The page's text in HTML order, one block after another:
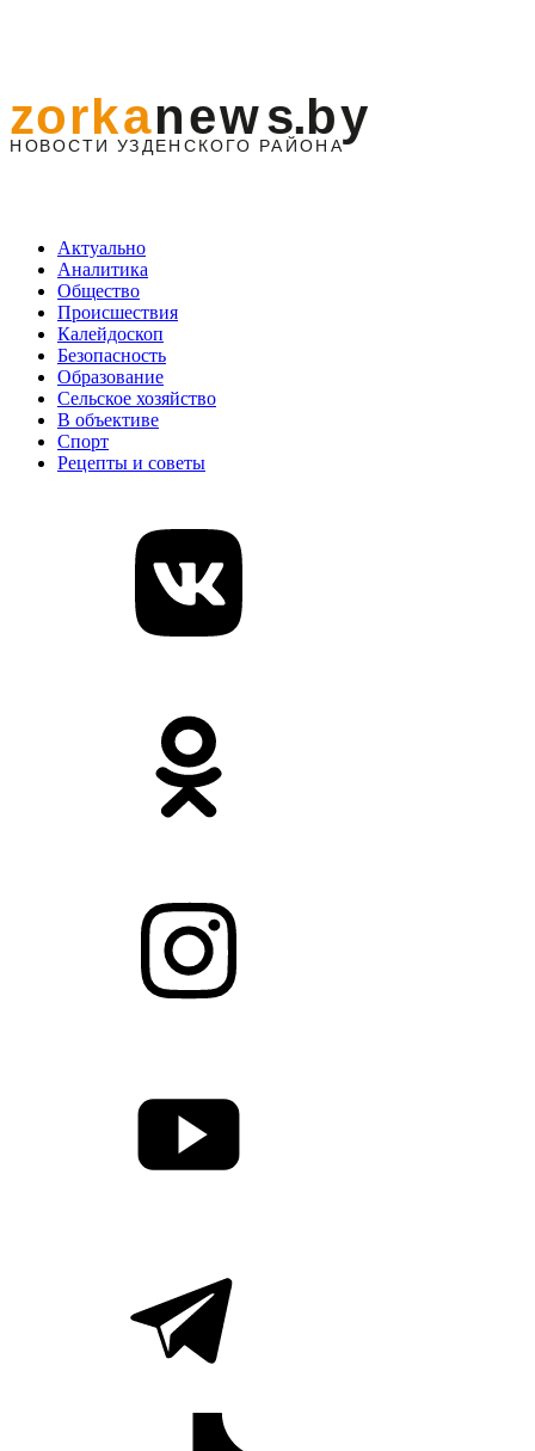
Актуально
Аналитика
Общество
Происшествия
Калейдоскоп
Безопасность
Образование
Сельское хозяйство
В объективе
Спорт
Рецепты и советы